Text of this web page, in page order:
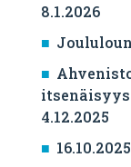
8.1.2026
4.12.2025